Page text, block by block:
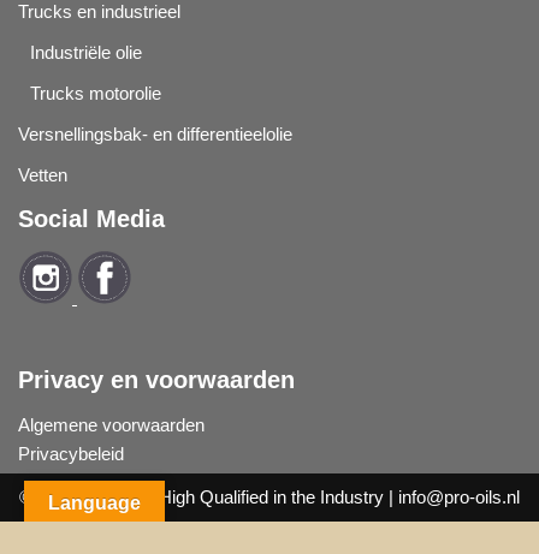
Trucks en industrieel
Industriële olie
Trucks motorolie
Versnellingsbak- en differentieelolie
Vetten
Social Media
Privacy en voorwaarden
Algemene voorwaarden
Privacybeleid
© 2019Pro Oils | High Qualified in the Industry | info@pro-oils.nl
Language